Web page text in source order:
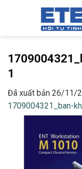
1
Đã xuất bản 26/11/
1709004321_ban-